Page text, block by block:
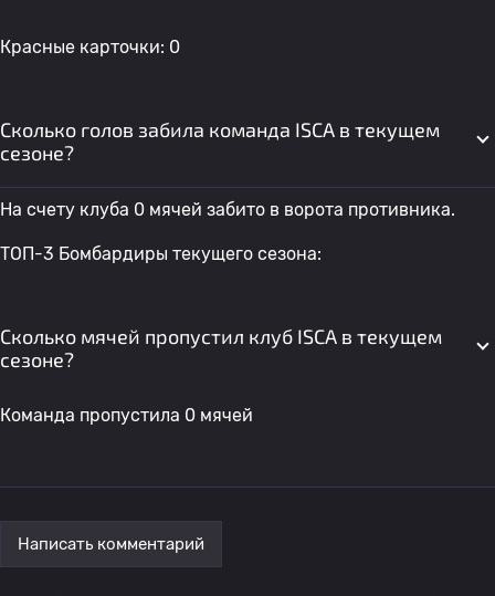
Красные карточки: 0
Сколько голов забила команда ISCA в текущем
сезоне?
На счету клуба 0 мячей забито в ворота противника.
ТОП-3 Бомбардиры текущего сезона:
Сколько мячей пропустил клуб ISCA в текущем
сезоне?
Команда пропустила 0 мячей
Написать комментарий